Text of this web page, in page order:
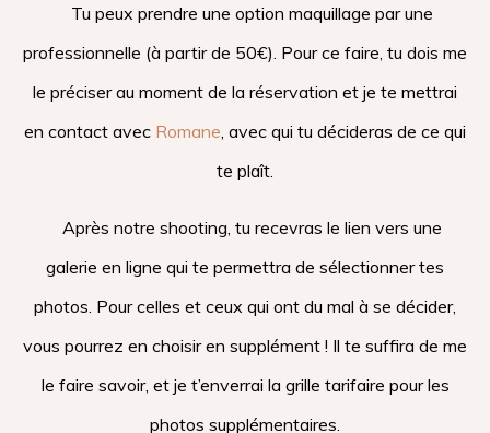
Tu peux prendre une option maquillage par une
professionnelle (à partir de 50€). Pour ce faire, tu dois me
le préciser au moment de la réservation et je te mettrai
en contact avec Romane , avec qui tu décideras de ce qui
te plaît.
Après notre shooting, tu recevras le lien vers une
galerie en ligne qui te permettra de sélectionner tes
photos. Pour celles et ceux qui ont du mal à se décider,
vous pourrez en choisir en supplément ! Il te suffira de me
le faire savoir, et je t’enverrai la grille tarifaire pour les
photos supplémentaires.